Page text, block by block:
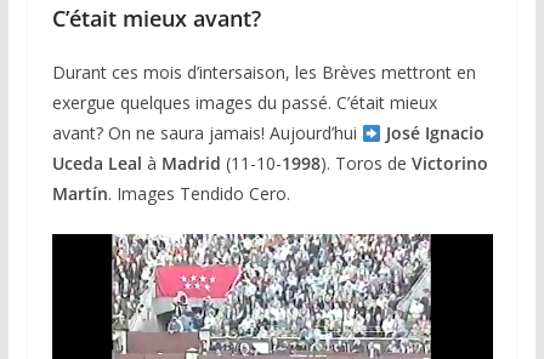
C’était mieux avant?
Durant ces mois d’intersaison, les Brèves mettront en
exergue quelques images du passé. C’était mieux
avant? On ne saura jamais! Aujourd’hui
José Ignacio
Uceda Leal à Madrid (11-10-1998). Toros de Victorino
Martín. Images Tendido Cero.